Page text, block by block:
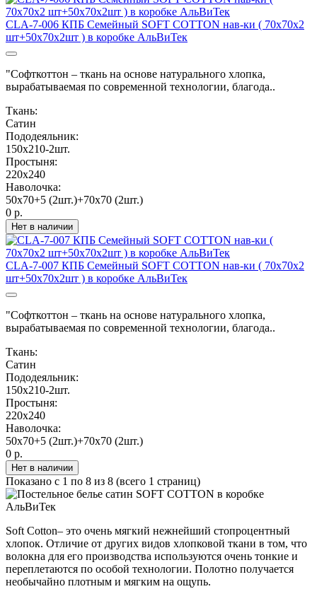
CLA-7-006 КПБ Семейный SOFT COTTON нав-ки ( 70х70х2
шт+50х70х2шт ) в коробке АльВиТек
"Софткоттон – ткань на основе натурального хлопка,
вырабатываемая по современной технологии, благода..
Ткань:
Сатин
Пододеяльник:
150х210-2шт.
Простыня:
220х240
Наволочка:
50х70+5 (2шт.)+70х70 (2шт.)
0 р.
Нет в наличии
CLA-7-007 КПБ Семейный SOFT COTTON нав-ки ( 70х70х2
шт+50х70х2шт ) в коробке АльВиТек
"Софткоттон – ткань на основе натурального хлопка,
вырабатываемая по современной технологии, благода..
Ткань:
Сатин
Пододеяльник:
150х210-2шт.
Простыня:
220х240
Наволочка:
50х70+5 (2шт.)+70х70 (2шт.)
0 р.
Нет в наличии
Показано с 1 по 8 из 8 (всего 1 страниц)
Soft Cotton– это очень мягкий нежнейший стопроцентный
хлопок. Отличие от других видов хлопковой ткани в том, что
волокна для его производства используются очень тонкие и
переплетаются по особой технологии. Полотно получается
необычайно плотным и мягким на ощупь.